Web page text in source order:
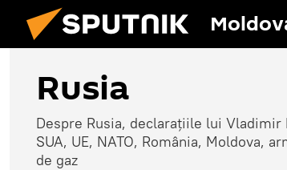
Rusia
Despre Rusia, declarațiile lui
SUA, UE, NATO, România, Moldova,
de gaz